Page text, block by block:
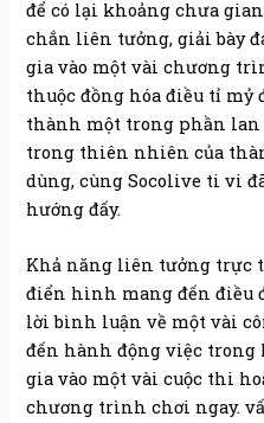
để có lại khoảng chưa
chắn liên tưởng, giải bày
gia vào một vài chương
thuộc đồng hóa điều tỉ
thành một trong phần
trong thiên nhiên của
dùng, cùng Socolive ti vi
hướng đấy.
Khả năng liên tưởng trực
điển hình mang đến điều
lời bình luận về một vài
đến hành động việc
gia vào một vài cuộc thi
chương trình chơi ngay.